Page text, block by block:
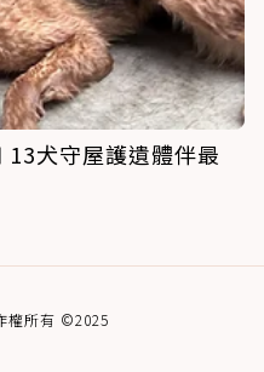
犬守屋護遺體伴最
權所有 ©2025